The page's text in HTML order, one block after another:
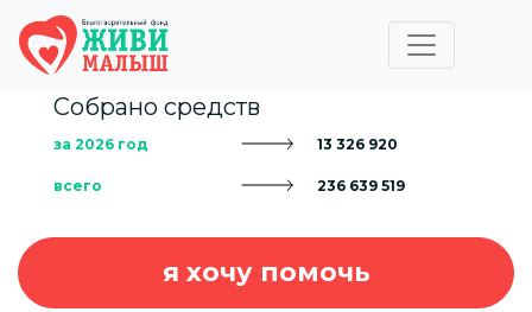
Собрано средств
за 2026 год 13 326 920
всего 236 639 519
я хочу помочь